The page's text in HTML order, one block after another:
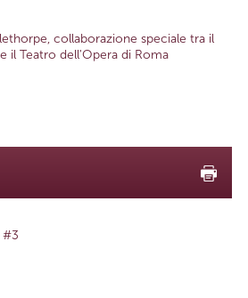
collaborazione speciale tra il
il Teatro dell'Opera di Roma
#3